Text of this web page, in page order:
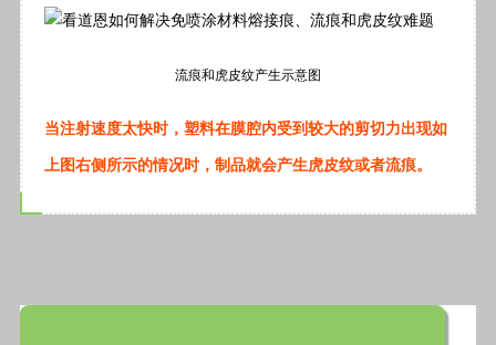
流痕和虎皮纹产生示意图
当注射速度太快时，塑料在膜腔内受到较大的剪切力出现如
上图右侧所示的情况时，制品就会产生虎皮纹或者流痕。